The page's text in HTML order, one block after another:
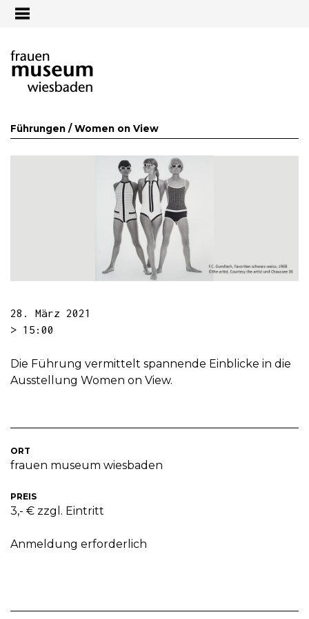
Führungen /Women on View
28. März 2021
> 15:00
Die Führung vermittelt spannende Einblicke in die
Ausstellung Women on View.
ORT
frauen museum wiesbaden
PREIS
3,- € zzgl. Eintritt
Anmeldung erforderlich